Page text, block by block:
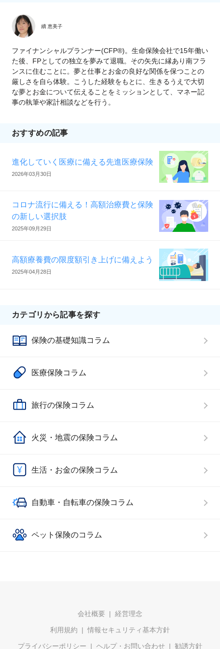
續 恵美子
ファイナンシャルプランナー(CFP®)。生命保険会社で15年働い
た後、FPとしての独立を夢みて退職。その矢先に縁あり南フラ
ンスに住むことに。夢と仕事とお金の良好な関係を保つことの
厳しさを自ら体験。こうした経験をもとに、生きるうえで大切
な夢とお金について伝えることをミッションとして、マネー記
事の執筆や家計相談などを行う。
おすすめの記事
進化していく医療に備える先進医療保険
2026年03月30日
コロナ流行に備える！高額治療費と保険
の新しい選択肢
2025年09月29日
高額療養費の限度額引き上げに備えよう
2025年04月28日
カテゴリから記事を探す
保険の基礎知識コラム
医療保険コラム
旅行の保険コラム
火災・地震の保険コラム
生活・お金の保険コラム
自動車・自転車の保険コラム
ペット保険のコラム
会社概要 経営理念
利用規約 情報セキュリティ基本方針
プライバシーポリシー ヘルプ・お問い合わせ 勧誘方針